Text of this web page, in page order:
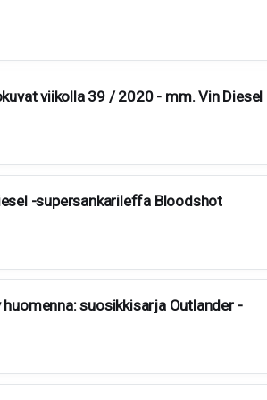
viikolla 39 / 2020 - mm. Vin Diesel
-supersankarileffa Bloodshot
huomenna: suosikkisarja Outlander -